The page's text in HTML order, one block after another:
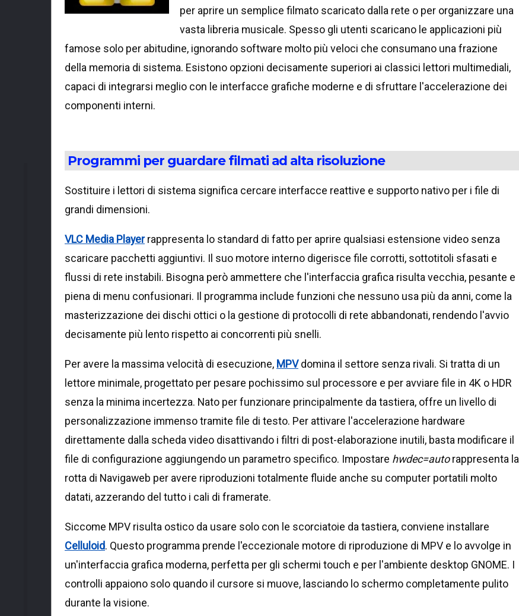
per aprire un semplice filmato scaricato dalla rete o per organizzare una
vasta libreria musicale. Spesso gli utenti scaricano le applicazioni più
famose solo per abitudine, ignorando software molto più veloci che consumano una frazione
della memoria di sistema. Esistono opzioni decisamente superiori ai classici lettori multimediali,
capaci di integrarsi meglio con le interfacce grafiche moderne e di sfruttare l'accelerazione dei
componenti interni.
Programmi per guardare filmati ad alta risoluzione
Sostituire i lettori di sistema significa cercare interfacce reattive e supporto nativo per i file di
grandi dimensioni.
VLC Media Playerrappresenta lo standard di fatto per aprire qualsiasi estensione video senza
scaricare pacchetti aggiuntivi. Il suo motore interno digerisce file corrotti, sottotitoli sfasati e
flussi di rete instabili. Bisogna però ammettere che l'interfaccia grafica risulta vecchia, pesante e
piena di menu confusionari. Il programma include funzioni che nessuno usa più da anni, come la
masterizzazione dei dischi ottici o la gestione di protocolli di rete abbandonati, rendendo l'avvio
decisamente più lento rispetto ai concorrenti più snelli.
Per avere la massima velocità di esecuzione, MPVdomina il settore senza rivali. Si tratta di un
lettore minimale, progettato per pesare pochissimo sul processore e per avviare file in 4K o HDR
senza la minima incertezza. Nato per funzionare principalmente da tastiera, offre un livello di
personalizzazione immenso tramite file di testo. Per attivare l'accelerazione hardware
direttamente dalla scheda video disattivando i filtri di post-elaborazione inutili, basta modificare il
file di configurazione aggiungendo un parametro specifico. Impostare hwdec=autorappresenta la
rotta di Navigaweb per avere riproduzioni totalmente fluide anche su computer portatili molto
datati, azzerando del tutto i cali di framerate.
Siccome MPV risulta ostico da usare solo con le scorciatoie da tastiera, conviene installare
Celluloid. Questo programma prende l'eccezionale motore di riproduzione di MPV e lo avvolge in
un'interfaccia grafica moderna, perfetta per gli schermi touch e per l'ambiente desktop GNOME. I
controlli appaiono solo quando il cursore si muove, lasciando lo schermo completamente pulito
durante la visione.